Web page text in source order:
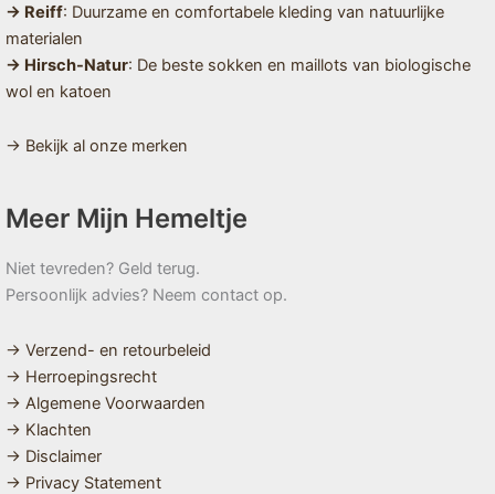
→ Reiff: Duurzame en comfortabele kleding van natuurlijke
materialen
→ Hirsch-Natur: De beste sokken en maillots van biologische
wol en katoen
→ Bekijk al onze merken
Meer Mijn Hemeltje
Niet tevreden? Geld terug.
Persoonlijk advies? Neem contact op.
→ Verzend- en retourbeleid
→ Herroepingsrecht
→ Algemene Voorwaarden
→ Klachten
→ Disclaimer
→ Privacy Statement